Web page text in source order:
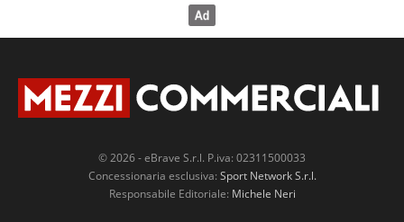
© 2026 - eBrave S.r.l. P.iva: 02311500033
Concessionaria esclusiva: Sport Network S.r.l.
Responsabile Editoriale: Michele Neri